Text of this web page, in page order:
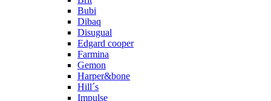
Bubi
Dibaq
Disugual
Edgard cooper
Farmina
Gemon
Harper&bone
Hill´s
Impulse